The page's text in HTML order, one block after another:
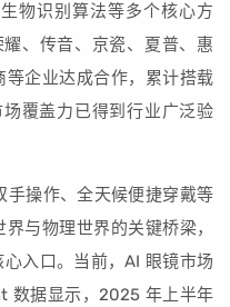
物识别算法等多个核心方
、传音、京瓷、夏普、惠
等企业达成合作，累计搭载
覆盖力已得到行业广泛验
手操作、全天候便捷穿戴等
与物理世界的关键桥梁，
入口。当前，AI 眼镜市场
数据显示，2025 年上半年